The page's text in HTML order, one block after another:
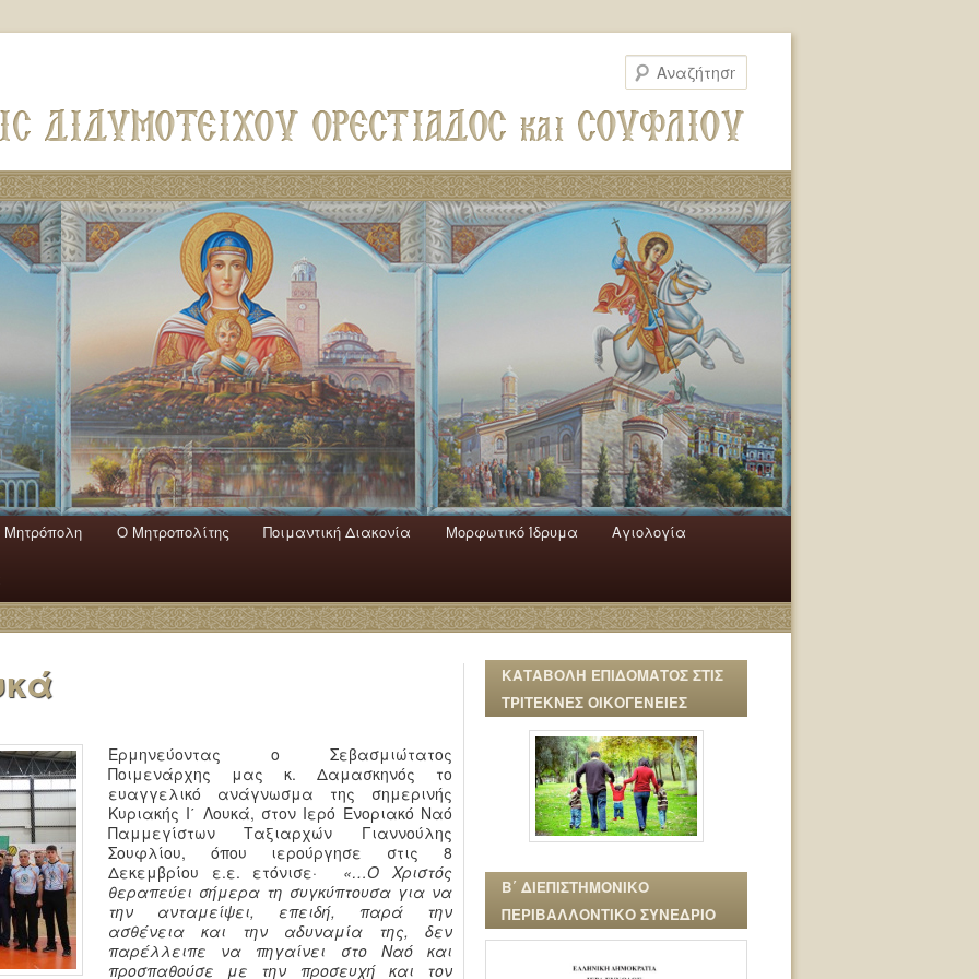
Mητρόπολη Ο Mητροπολίτης Ποιμαντική Διακονία Μορφωτικό Ίδρυμα Αγιολογία
Ερμηνεύοντας ο Σεβασμιώτατος
Ποιμενάρχης μας κ. Δαμασκηνός το
ευαγγελικό ανάγνωσμα της σημερινής
Κυριακής Ι΄ Λουκά, στον Ιερό Ενοριακό Ναό
Παμμεγίστων Ταξιαρχών Γιαννούλης
Σουφλίου, όπου ιερούργησε στις 8
Δεκεμβρίου ε.ε. ετόνισε· «…Ο Χριστός
θεραπεύει σήμερα τη συγκύπτουσα για να
την ανταμείψει, επειδή, παρά την
ασθένεια και την αδυναμία της, δεν
παρέλλειπε να πηγαίνει στο Ναό και
προσπαθούσε με την προσευχή και τον
ΚΑΤΑΒΟΛΗ ΕΠΙΔΟΜΑΤΟΣ ΣΤΙΣ
ΤΡΙΤΕΚΝΕΣ ΟΙΚΟΓΕΝΕΙΕΣ
Β΄ ΔΙΕΠΙΣΤΗΜΟΝΙΚΟ
ΠΕΡΙΒΑΛΛΟΝΤΙΚΟ ΣΥΝΕΔΡΙΟ